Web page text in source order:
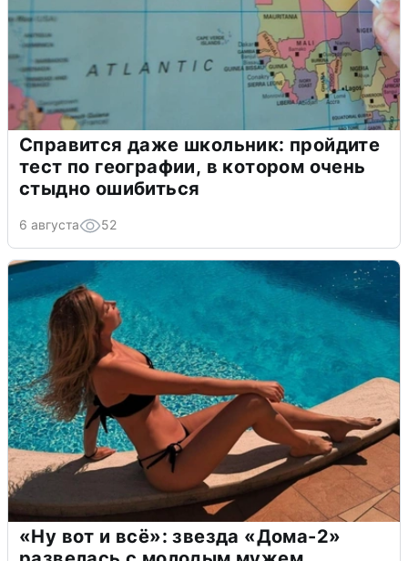
Справится даже школьник: пройдите
тест по географии, в котором очень
стыдно ошибиться
6 августа 52
«Ну вот и всё»: звезда «Дома-2»